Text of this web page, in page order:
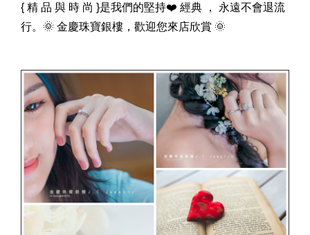
{ 精 品 與 時 尚 }是我們的堅持❤️ 經典 ， 永遠不會退流
行。🌞 金慶珠寶銀樓，歡迎您來店欣賞 🌞